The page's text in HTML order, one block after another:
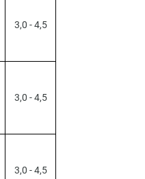
3,0 - 4,5
3,0 - 4,5
3,0 - 4,5